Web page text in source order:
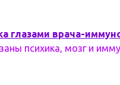
глазами врача-
психика, мозг и